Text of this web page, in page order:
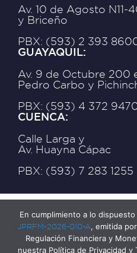
Av. 10 de Agosto N11-
y Briceño
PBX: (593) 2 393
GUAYAQUIL:
Av. 9 de Octubre 200
Pedro Carbo y
PBX: (593) 4 372
CUENCA:
Calle Larga y
Av. Huayna Cápac
PBX: (593) 7 283 1255
En cumplimiento a lo dispuesto
JPRFM-2026-010-A, emitida
Regulación Financiera y
nuestra Política de Privacidad y